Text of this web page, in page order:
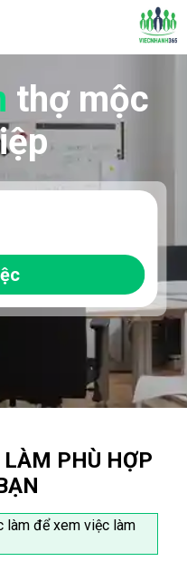
thợ mộc
LÀM PHÙ HỢP
làm để xem việc làm